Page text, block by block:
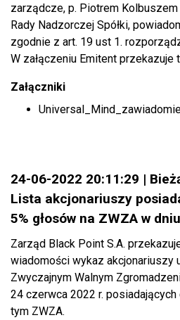
zarządcze, p. Piotrem
Rady Nadzorczej Spółki,
zgodnie z art. 19 ust 1.
W załączeniu Emitent przekazuje
Załączniki
24-06-2022 20:11:29 |
Lista akcjonariuszy
5% głosów na ZWZA w
Zarząd Black Point S.A.
wiadomości wykaz akcjonariuszy
Zwyczajnym Walnym
24 czerwca 2022 r. posiadających
tym ZWZA.